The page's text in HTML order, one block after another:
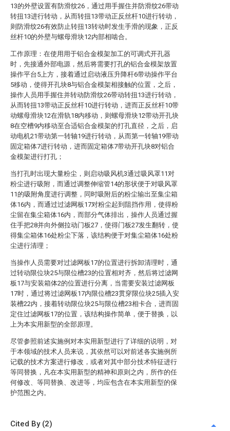
13的外壁设置有防滑纹26，通过用手握住并防滑纹26带动
转扭13进行转动，从而转扭13带动正反丝杆10进行转动，
则防滑纹26有效防止转扭13转动时发生手滑的现象，正反
丝杆10的外壁与螺母滑块12内部相啮合。
工作原理：在使用用于铝合金模架加工的可调式开孔器
时，先接通外部电源，然后将需要打孔的铝合金模架放置
操作平台5上方，接着通过启动液压升降杆6带动操作平台
5移动，使得开孔块8与铝合金模架相接触的位置，之后，
操作人员用手握住并转动防滑纹26带动转扭13进行转动，
从而转扭13带动正反丝杆10进行转动，进而正反丝杆10带
动螺母滑块12在滑轨18内移动，则螺母滑块12带动开孔块
8在空槽9内移动至合适铝合金模架的打孔直径，之后，启
动电机21带动第一转轴19进行转动，从而第一转轴19带动
固定箱体7进行转动，进而固定箱体7带动开孔块8对铝合
金模架进行打孔；
当打孔时出现大量粉尘，则启动吸风机3通过吸风罩11对
粉尘进行吸附，而通过调整伸缩管14的形状便于对吸风罩
11的吸附角度进行调整，同时吸附后的粉尘输出至集尘箱
体16内，而通过过滤网板17对粉尘起到阻挡作用，使得粉
尘留在集尘箱体16内，而部分气体排出，操作人员通过握
住手把28并向外侧拉动门板27，使得门板27发生翻转，使
得集尘箱体16处粉尘下落，该结构便于对集尘箱体16处粉
尘进行清理；
当操作人员需要对过滤网板17的位置进行拆卸清理时，通
过转动限位块25与限位槽23的位置相对齐，然后将过滤网
板17与安装箱体2的位置进行分离，当需要安装过滤网板
17时，通过将过滤网板17内限位槽23贯穿限位块25插入安
装槽22内，接着转动限位块25与限位槽23相卡合，进而固
定住过滤网板17的位置，该结构操作简单，便于替换，以
上为本实用新型的全部原理。
尽管参照前述实施例对本实用新型进行了详细的说明，对
于本领域的技术人员来说，其依然可以对前述各实施例所
记载的技术方案进行修改，或者对其中部分技术特征进行
等同替换，凡在本实用新型的精神和原则之内，所作的任
何修改、等同替换、改进等，均应包含在本实用新型的保
护范围之内。
Cited By (2)